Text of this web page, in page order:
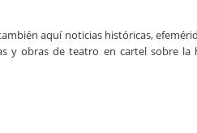
aquí noticias históricas,
y obras de teatro en cartel sobre la